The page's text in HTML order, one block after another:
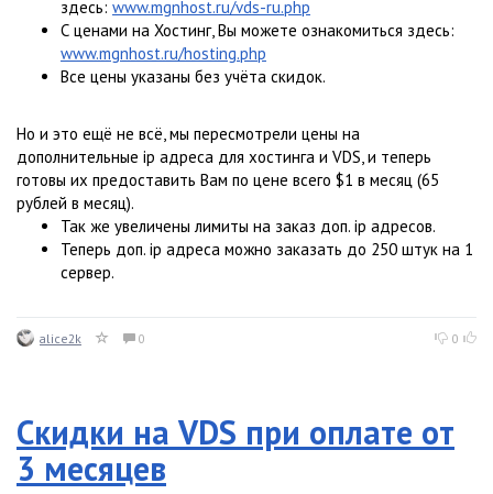
здесь: www.mgnhost.ru/vds-ru.php
С ценами на Хостинг, Вы можете ознакомиться здесь:
www.mgnhost.ru/hosting.php
Все цены указаны без учёта скидок.
Но и это ещё не всё, мы пересмотрели цены на
дополнительные ip адреса для хостинга и VDS, и теперь
готовы их предоставить Вам по цене всего $1 в месяц (65
рублей в месяц).
Так же увеличены лимиты на заказ доп. ip адресов.
Теперь доп. ip адреса можно заказать до 250 штук на 1
сервер.
alice2k 0 0
Скидки на VDS при оплате от
3 месяцев